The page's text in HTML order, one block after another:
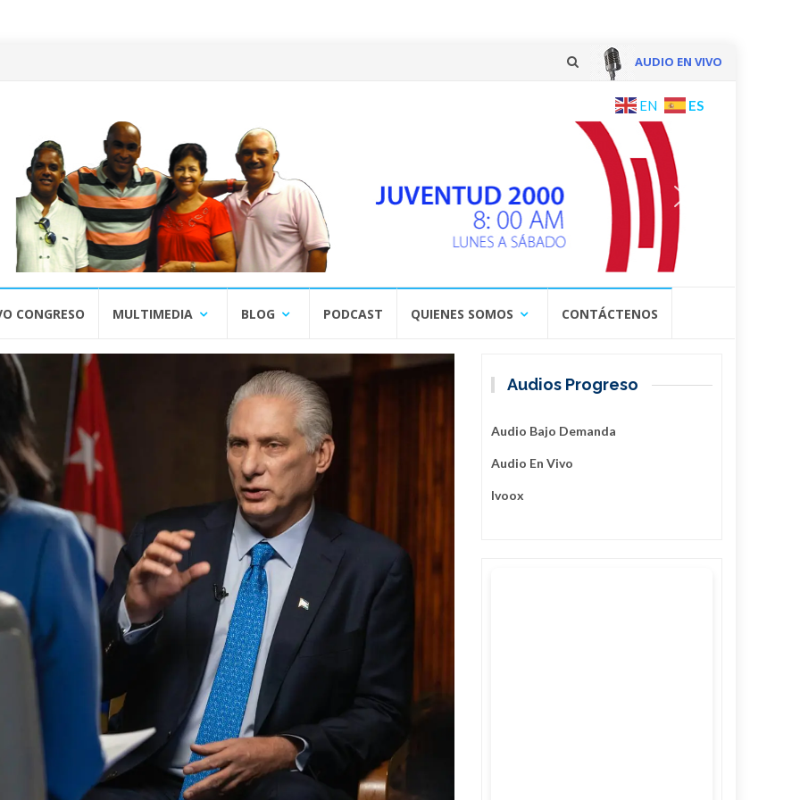
AUDIO EN VIVO
content
EN ES
CONGRESO MULTIMEDIA BLOG PODCAST QUIENES SOMOS CONTÁCTENOS
Audios Progreso
Audio Bajo Demanda
Audio En Vivo
Ivoox